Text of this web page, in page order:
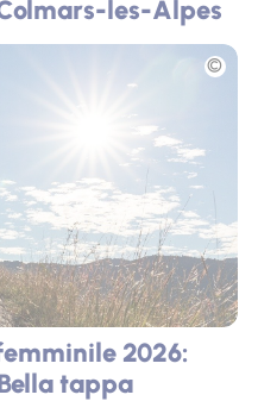
les-Alpes
2026:
tappa